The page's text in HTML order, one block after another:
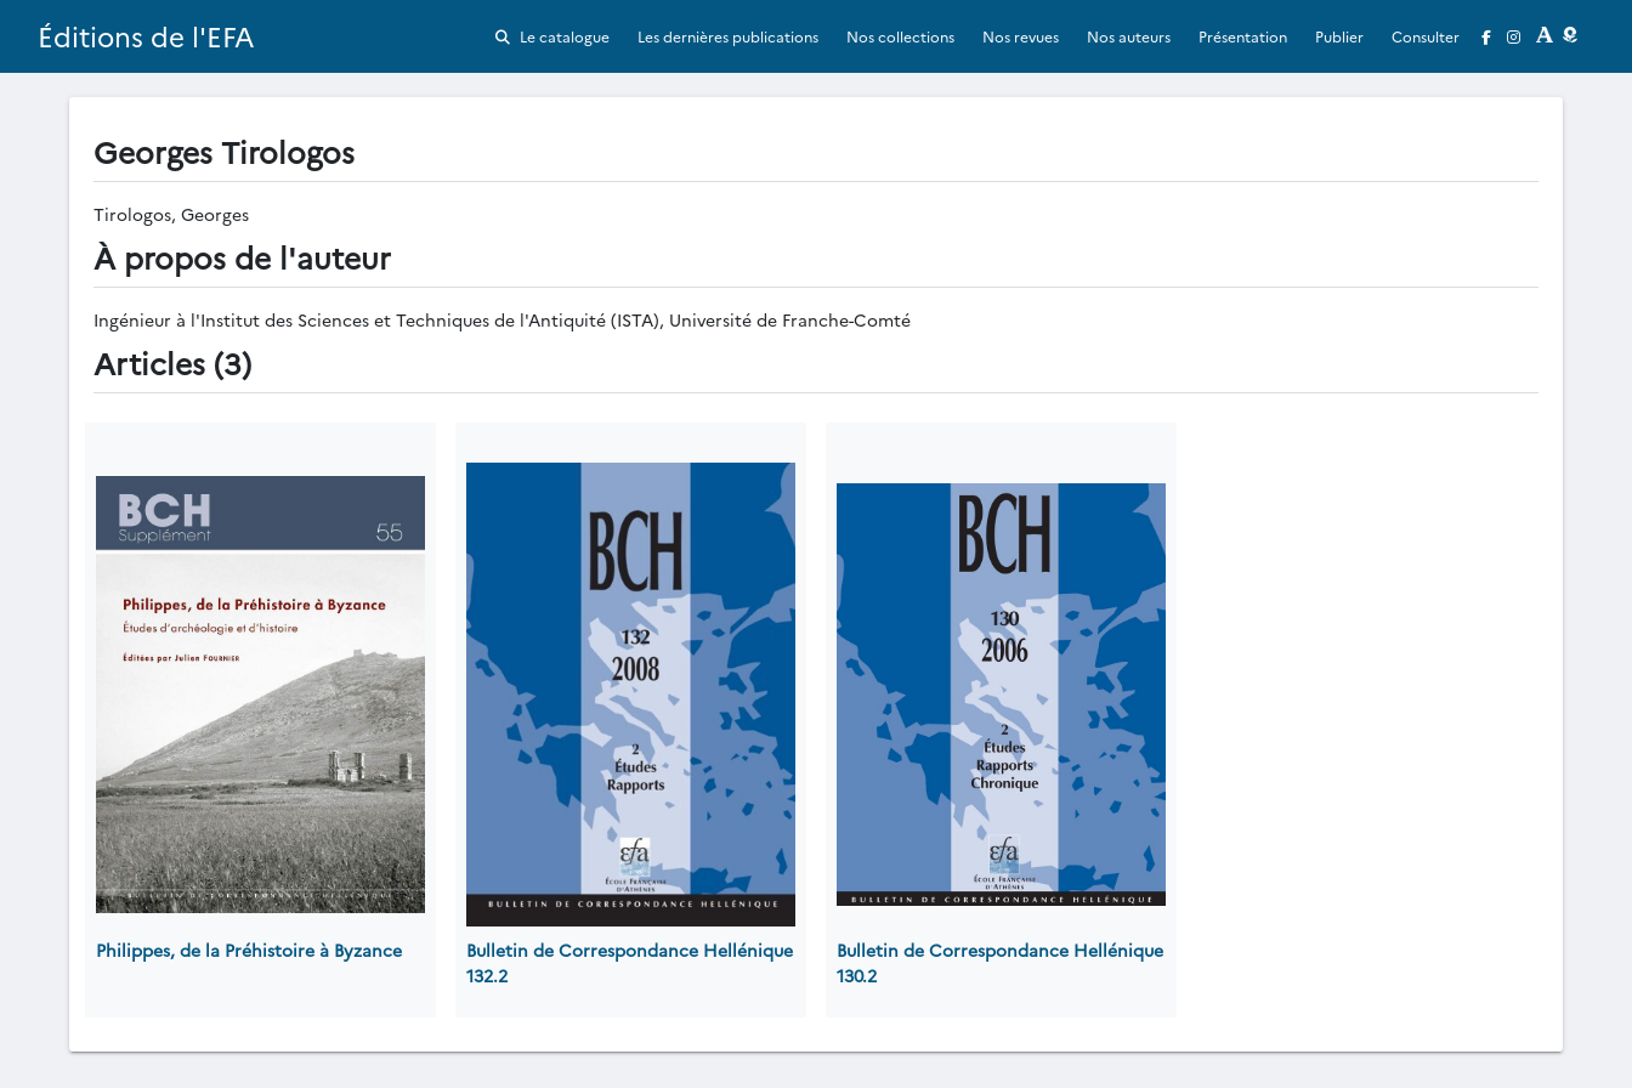
Éditions de l'EFA Le catalogue Les dernières publications Nos collections Nos revues Nos auteurs Présentation Publier Consulter
Georges Tirologos
Tirologos, Georges
À propos de l'auteur
Ingénieur à l'Institut des Sciences et Techniques de l'Antiquité (ISTA), Université de Franche-Comté
Articles (3)
Philippes, de la Préhistoire à Byzance
Bulletin de Correspondance Hellénique
132.2
Bulletin de Correspondance Hellénique
130.2